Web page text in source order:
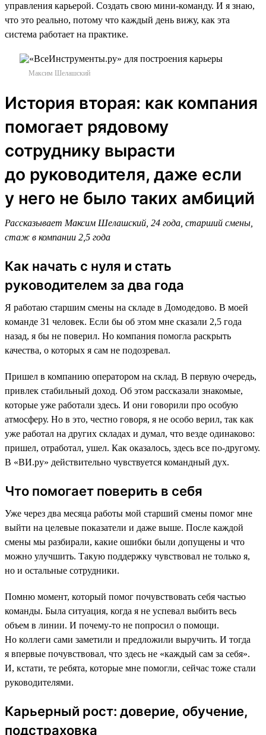
управления карьерой. Создать свою мини-команду. И я знаю,
что это реально, потому что каждый день вижу, как эта
система работает на практике.
Максим Шелашский
История вторая: как компания
помогает рядовому
сотруднику вырасти
до руководителя, даже если
у него не было таких амбиций
Рассказывает Максим Шелашский, 24 года, старший смены,
стаж в компании 2,5 года
Как начать с нуля и стать
руководителем за два года
Я работаю старшим смены на складе в Домодедово. В моей
команде 31 человек. Если бы об этом мне сказали 2,5 года
назад, я бы не поверил. Но компания помогла раскрыть
качества, о которых я сам не подозревал.
Пришел в компанию оператором на склад. В первую очередь,
привлек стабильный доход. Об этом рассказали знакомые,
которые уже работали здесь. И они говорили про особую
атмосферу. Но в это, честно говоря, я не особо верил, так как
уже работал на других складах и думал, что везде одинаково:
пришел, отработал, ушел. Как оказалось, здесь все по-другому.
В «ВИ.ру» действительно чувствуется командный дух.
Что помогает поверить в себя
Уже через два месяца работы мой старший смены помог мне
выйти на целевые показатели и даже выше. После каждой
смены мы разбирали, какие ошибки были допущены и что
можно улучшить. Такую поддержку чувствовал не только я,
но и остальные сотрудники.
Помню момент, который помог почувствовать себя частью
команды. Была ситуация, когда я не успевал выбить весь
объем в линии. И почему-то не попросил о помощи.
Но коллеги сами заметили и предложили выручить. И тогда
я впервые почувствовал, что здесь не «каждый сам за себя».
И, кстати, те ребята, которые мне помогли, сейчас тоже стали
руководителями.
Карьерный рост: доверие, обучение,
подстраховка